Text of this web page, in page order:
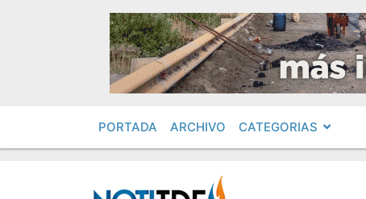
PORTADA ARCHIVO CATEGORIAS